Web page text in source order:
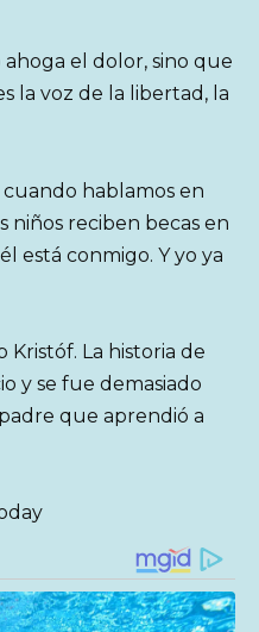
el dolor, sino que
la voz de la libertad, la
hablamos en
niños reciben becas en
está conmigo. Y yo ya
Kristóf. La historia de
y se fue demasiado
que aprendió a